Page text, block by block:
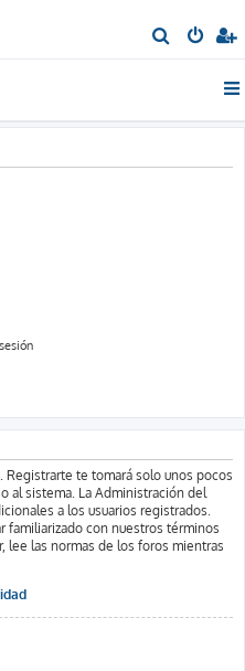
u
r
te tomará solo unos pocos
al sistema. La Administración del
a los usuarios registrados.
con nuestros términos
lee las normas de los foros mientras